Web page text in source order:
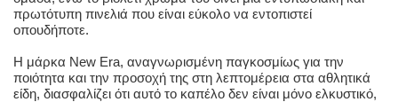
πρωτότυπη πινελιά που είναι εύκολο να εντοπιστεί
οπουδήποτε.
Η μάρκα New Era, αναγνωρισμένη παγκοσμίως για την
ποιότητα και την προσοχή της στη λεπτομέρεια στα αθλητικά
είδη, διασφαλίζει ότι αυτό το καπέλο δεν είναι μόνο ελκυστικό,